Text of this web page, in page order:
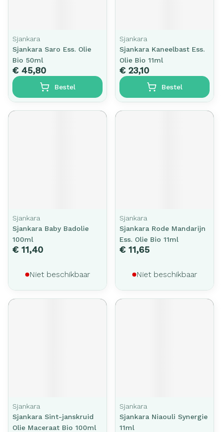
Sjankara
Sjankara Saro Ess. Olie
Bio 50ml
€ 45,80
Bestel
Sjankara
Sjankara Kaneelbast Ess.
Olie Bio 11ml
€ 23,10
Bestel
Sjankara
Sjankara Baby Badolie
100ml
€ 11,40
Niet beschikbaar
Sjankara
Sjankara Rode Mandarijn
Ess. Olie Bio 11ml
€ 11,65
Niet beschikbaar
Sjankara
Sjankara Sint-janskruid
Olie Maceraat Bio 100ml
Sjankara
Sjankara Niaouli Synergie
11ml